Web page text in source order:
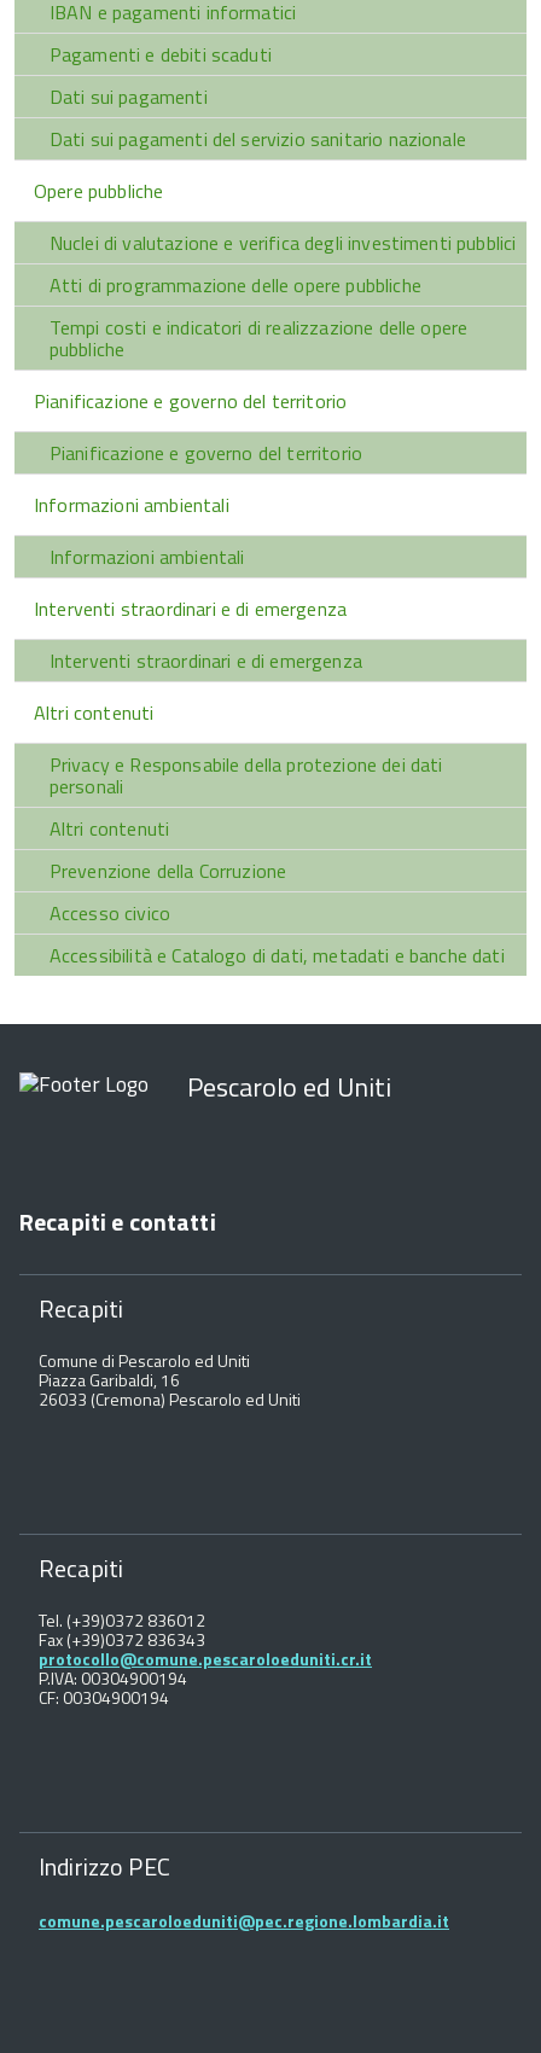
IBAN e pagamenti informatici
Pagamenti e debiti scaduti
Dati sui pagamenti
Dati sui pagamenti del servizio sanitario nazionale
Opere pubbliche
Nuclei di valutazione e verifica degli investimenti pubblici
Atti di programmazione delle opere pubbliche
Tempi costi e indicatori di realizzazione delle opere
pubbliche
Pianificazione e governo del territorio
Pianificazione e governo del territorio
Informazioni ambientali
Informazioni ambientali
Interventi straordinari e di emergenza
Interventi straordinari e di emergenza
Altri contenuti
Privacy e Responsabile della protezione dei dati
personali
Altri contenuti
Prevenzione della Corruzione
Accesso civico
Accessibilità e Catalogo di dati, metadati e banche dati
Pescarolo ed Uniti
Recapiti e contatti
Recapiti
Comune di Pescarolo ed Uniti
Piazza Garibaldi, 16
26033 (Cremona) Pescarolo ed Uniti
Recapiti
Tel. (+39)0372 836012
Fax (+39)0372 836343
protocollo@comune.pescaroloeduniti.cr.it
P.IVA: 00304900194
CF: 00304900194
Indirizzo PEC
comune.pescaroloeduniti@pec.regione.lombardia.it